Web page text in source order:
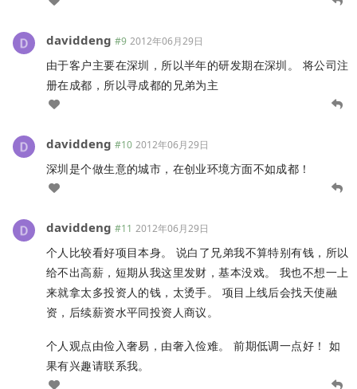
daviddeng #9 2012年06月29日
由于客户主要在深圳，所以半年的研发期在深圳。 将公司注
册在成都，所以寻成都的兄弟为主
daviddeng #10 2012年06月29日
深圳是个做生意的城市，在创业环境方面不如成都！
daviddeng #11 2012年06月29日
个人比较看好项目本身。 说白了兄弟我不算特别有钱，所以
给不出高薪，短期从我这里发财，基本没戏。 我也不想一上
来就拿太多投资人的钱，太烫手。 项目上线后会找天使融
资，后续薪资水平同投资人商议。
个人观点由俭入奢易，由奢入俭难。 前期低调一点好！ 如
果有兴趣请联系我。